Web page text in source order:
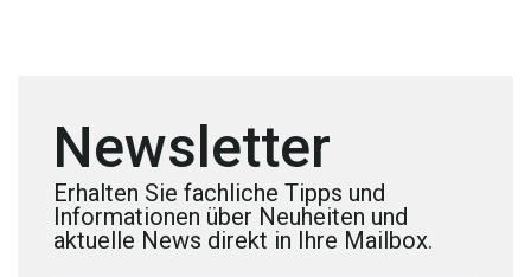
Newsletter
Erhalten Sie fachliche Tipps und
Informationen über Neuheiten und
aktuelle News direkt in Ihre Mailbox.